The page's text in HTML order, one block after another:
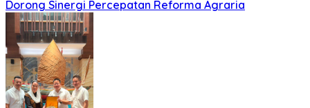
Dorong Sinergi Percepatan Reforma Agraria